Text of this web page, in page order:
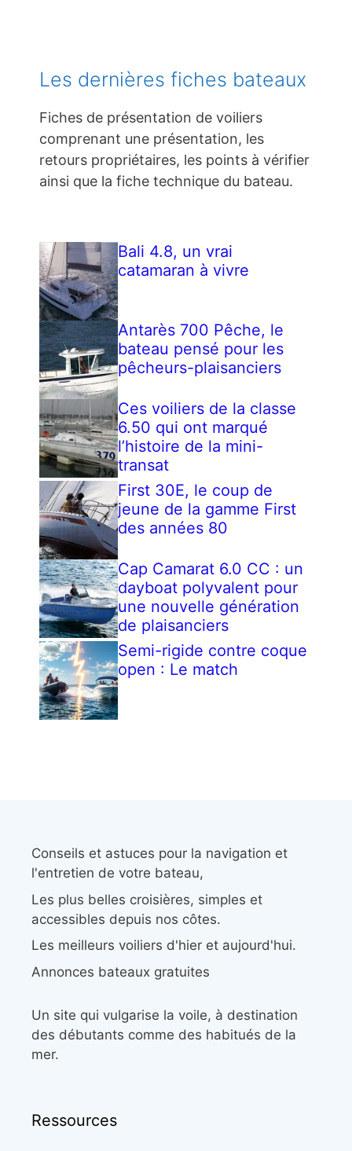
Les dernières fiches bateaux
Fiches de présentation de voiliers
comprenant une présentation, les
retours propriétaires, les points à vérifier
ainsi que la fiche technique du bateau.
Bali 4.8, un vrai
catamaran à vivre
Antarès 700 Pêche, le
bateau pensé pour les
pêcheurs-plaisanciers
Ces voiliers de la classe
6.50 qui ont marqué
l’histoire de la mini-
transat
First 30E, le coup de
jeune de la gamme First
des années 80
Cap Camarat 6.0 CC : un
dayboat polyvalent pour
une nouvelle génération
de plaisanciers
Semi-rigide contre coque
open : Le match
Conseils et astuces pour la navigation et
l'entretien de votre bateau,
Les plus belles croisières, simples et
accessibles depuis nos côtes.
Les meilleurs voiliers d'hier et aujourd'hui.
Annonces bateaux gratuites
Un site qui vulgarise la voile, à destination
des débutants comme des habitués de la
mer.
Ressources